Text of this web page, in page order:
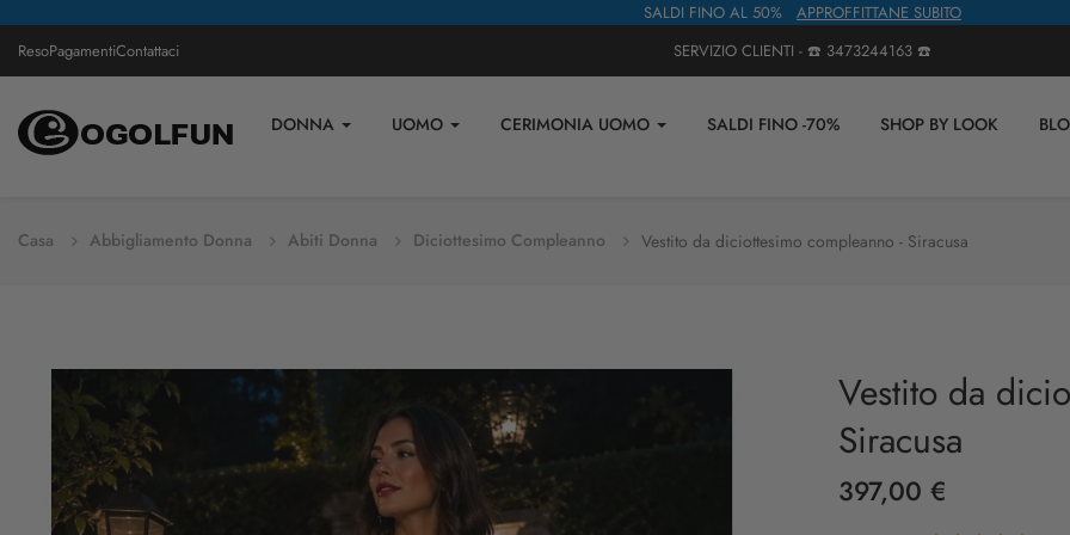
SALDI FINO AL 50% APPROFFITTANE SUBITO
ResoPagamentiContattaci SERVIZIO CLIENTI - ☎️ 3473244163 ☎️
DONNA UOMO CERIMONIA UOMO SALDI FINO -70% SHOP BY LOOK
Casa Abbigliamento Donna Abiti Donna Diciottesimo Compleanno Vestito da diciottesimo compleanno - Siracusa
Vestito da
Siracusa
397,00 €